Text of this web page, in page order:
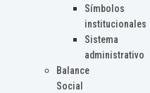
Símbolos
institucionales
Sistema
administrativo
Balance
Social